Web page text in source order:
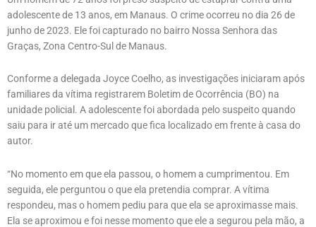
adolescente de 13 anos, em Manaus. O crime ocorreu no dia 26 de
junho de 2023. Ele foi capturado no bairro Nossa Senhora das
Graças, Zona Centro-Sul de Manaus.
Conforme a delegada Joyce Coelho, as investigações iniciaram após
familiares da vítima registrarem Boletim de Ocorrência (BO) na
unidade policial. A adolescente foi abordada pelo suspeito quando
saiu para ir até um mercado que fica localizado em frente à casa do
autor.
“No momento em que ela passou, o homem a cumprimentou. Em
seguida, ele perguntou o que ela pretendia comprar. A vítima
respondeu, mas o homem pediu para que ela se aproximasse mais.
Ela se aproximou e foi nesse momento que ele a segurou pela mão, a